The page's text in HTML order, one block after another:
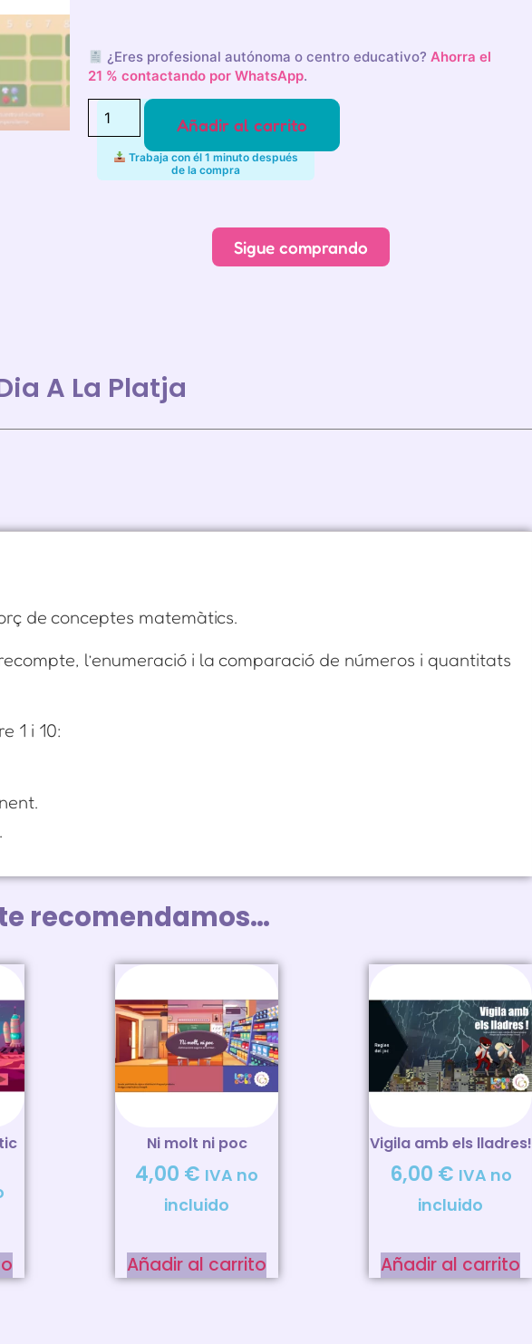
¿Eres profesional autónoma o centro educativo?Ahorra el
21 % contactando por WhatsApp.
Añadir al carrito
Trabaja con él 1 minuto después
de la compra
Sigue comprando
A La Platja
de conceptes matemàtics.
l’enumeració i la comparació de números i quantitats
1 i 10:
recomendamos…
Ni molt ni poc
4,00 € IVA no
incluido
Añadir al carrito
Vigila amb els lladres!
6,00 € IVA no
incluido
Añadir al carrito